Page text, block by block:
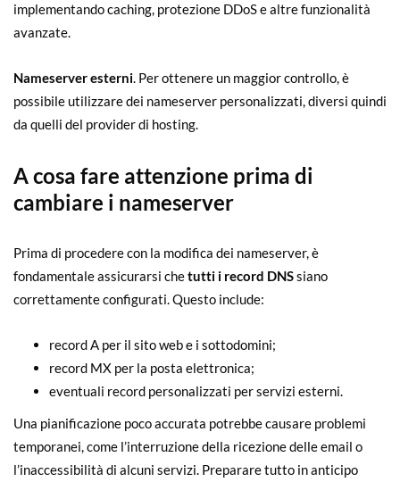
implementando caching, protezione DDoS e altre funzionalità
avanzate.
Nameserver esterni. Per ottenere un maggior controllo, è
possibile utilizzare dei nameserver personalizzati, diversi quindi
da quelli del provider di hosting.
A cosa fare attenzione prima di
cambiare i nameserver
Prima di procedere con la modifica dei nameserver, è
fondamentale assicurarsi chetutti i record DNSsiano
correttamente configurati. Questo include:
record A per il sito web e i sottodomini;
record MX per la posta elettronica;
eventuali record personalizzati per servizi esterni.
Una pianificazione poco accurata potrebbe causare problemi
temporanei, come l’interruzione della ricezione delle email o
l’inaccessibilità di alcuni servizi. Preparare tutto in anticipo